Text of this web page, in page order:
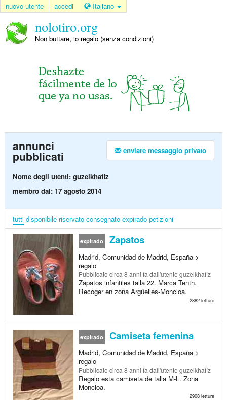
nuovo utente accedi Italiano
nolotiro.org
Non buttare, io regalo (senza condizioni)
enviare messaggio privato
annunci
pubblicati
Nome degli utenti: guzelkhafiz
membro dal: 17 agosto 2014
tutti disponibile riservato consegnato expirado petizioni
expirado Zapatos
Madrid, Comunidad de Madrid, España >
regalo
Pubblicato circa 8 anni fa dall'utente guzelkhafiz
Zapatos infantiles talla 22. Marca Tenth.
Recoger en zona Argüelles-Moncloa.
2882 letture
expirado Camiseta femenina
Madrid, Comunidad de Madrid, España >
regalo
Pubblicato circa 8 anni fa dall'utente guzelkhafiz
Regalo esta camiseta de talla M-L. Zona
Moncloa.
2908 letture